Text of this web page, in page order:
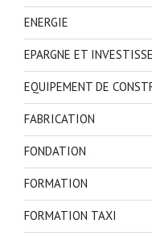
ENERGIE
EPARGNE ET
EQUIPEMENT DE
FABRICATION
FONDATION
FORMATION
FORMATION TAXI